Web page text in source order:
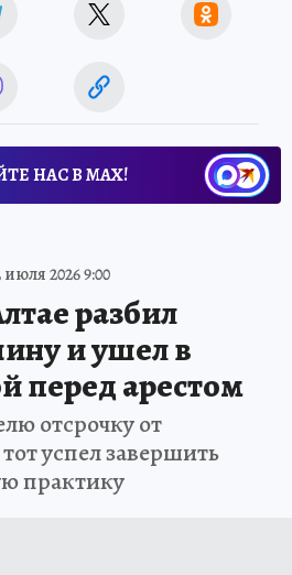
НАС В МАХ!
июля 2026 9:00
разбил
и ушел в
перед арестом
отсрочку от
успел завершить
практику